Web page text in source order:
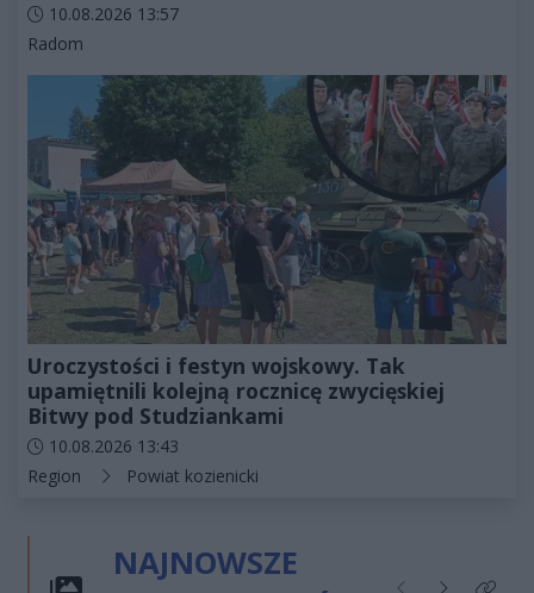
Data dodania artykułu:
10.08.2026 13:57
Kategorie artykułu:
Radom
Uroczystości i festyn wojskowy. Tak
upamiętnili kolejną rocznicę zwycięskiej
Bitwy pod Studziankami
Data dodania artykułu:
10.08.2026 13:43
Kategorie artykułu:
Region Powiat kozienicki
NAJNOWSZE